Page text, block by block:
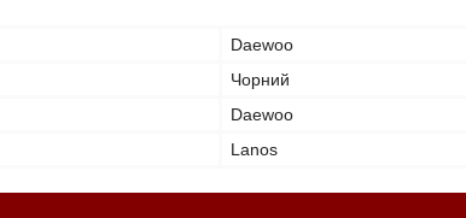
Daewoo
Чорний
Daewoo
Lanos